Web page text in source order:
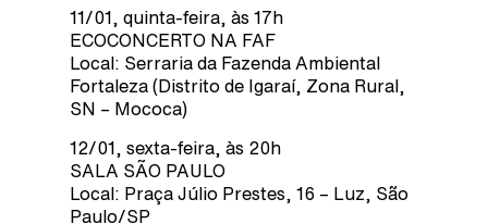
11/01, quinta-feira, às 17h
ECOCONCERTO NA FAF
Local: Serraria da Fazenda Ambiental
Fortaleza (Distrito de Igaraí, Zona Rural,
SN – Mococa)
12/01, sexta-feira, às 20h
SALA SÃO PAULO
Local: Praça Júlio Prestes, 16 – Luz, São
Paulo/SP